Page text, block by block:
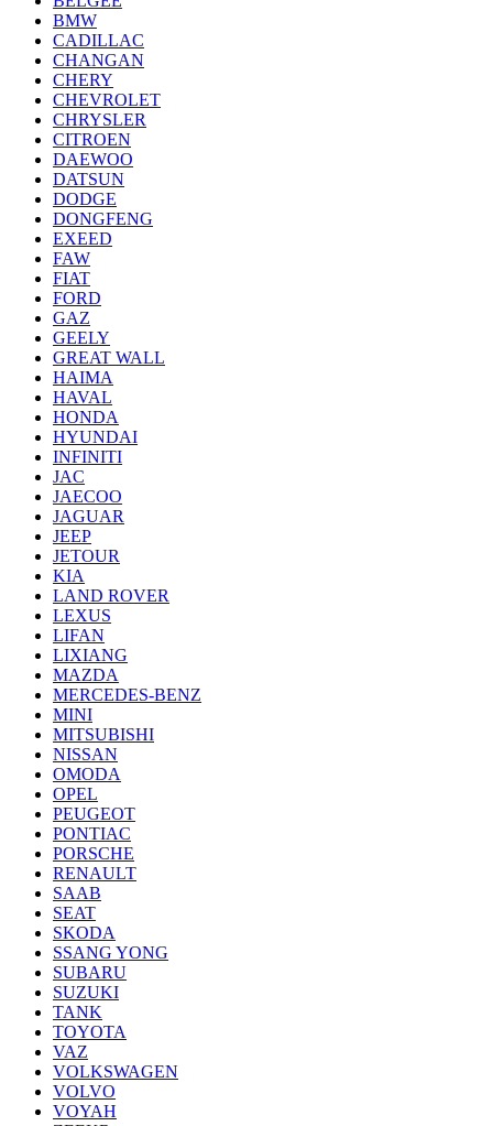
BMW
CADILLAC
CHANGAN
CHERY
CHEVROLET
CHRYSLER
CITROEN
DAEWOO
DATSUN
DODGE
DONGFENG
EXEED
FAW
FIAT
FORD
GAZ
GEELY
GREAT WALL
HAIMA
HAVAL
HONDA
HYUNDAI
INFINITI
JAC
JAECOO
JAGUAR
JEEP
JETOUR
KIA
LAND ROVER
LEXUS
LIFAN
LIXIANG
MAZDA
MERCEDES-BENZ
MINI
MITSUBISHI
NISSAN
OMODA
OPEL
PEUGEOT
PONTIAC
PORSCHE
RENAULT
SAAB
SEAT
SKODA
SSANG YONG
SUBARU
SUZUKI
TANK
TOYOTA
VAZ
VOLKSWAGEN
VOLVO
VOYAH